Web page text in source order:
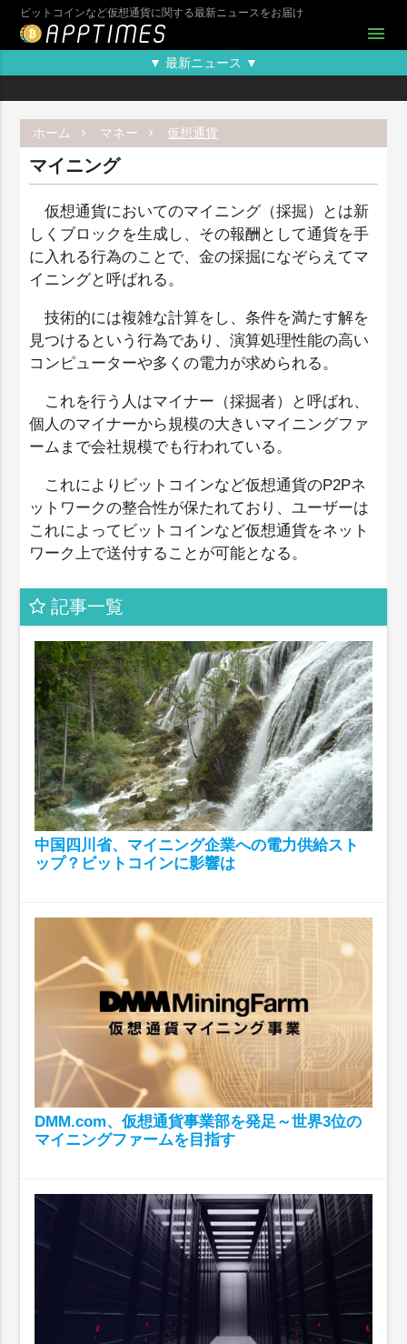
ビットコインなど仮想通貨に関する最新ニュースをお届け
menu
▼ 最新ニュース ▼
ホーム マネー 仮想通貨
マイニング
仮想通貨においてのマイニング（採掘）とは新
しくブロックを生成し、その報酬として通貨を手
に入れる行為のことで、金の採掘になぞらえてマ
イニングと呼ばれる。
技術的には複雑な計算をし、条件を満たす解を
見つけるという行為であり、演算処理性能の高い
コンピューターや多くの電力が求められる。
これを行う人はマイナー（採掘者）と呼ばれ、
個人のマイナーから規模の大きいマイニングファ
ームまで会社規模でも行われている。
これによりビットコインなど仮想通貨のP2Pネ
ットワークの整合性が保たれており、ユーザーは
これによってビットコインなど仮想通貨をネット
ワーク上で送付することが可能となる。
記事一覧
中国四川省、マイニング企業への電力供給スト
ップ？ビットコインに影響は
DMM.com、仮想通貨事業部を発足～世界3位の
マイニングファームを目指す